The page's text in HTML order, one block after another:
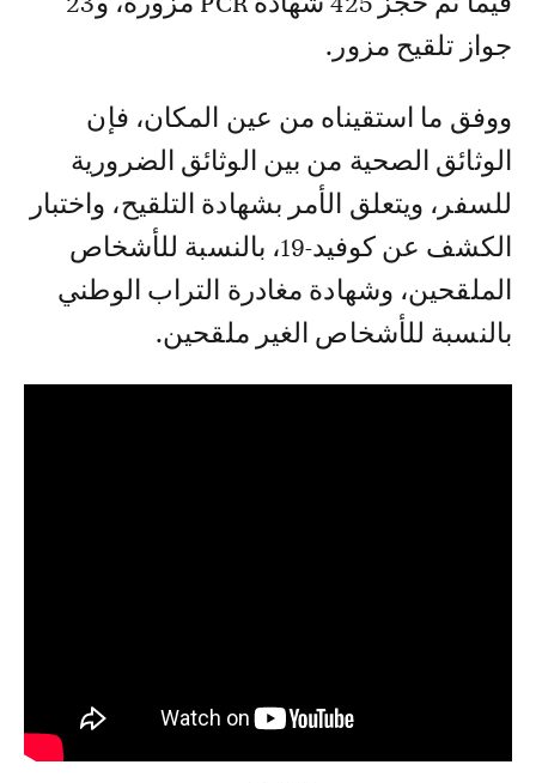
جواز تلقيح مزور.
ووفق ما استقيناه من عين المكان، فإن
الوثائق الصحية من بين الوثائق الضرورية
للسفر، ويتعلق الأمر بشهادة التلقيح، واختبار
الكشف عن كوفيد-19، بالنسبة للأشخاص
الملقحين، وشهادة مغادرة التراب الوطني
بالنسبة للأشخاص الغير ملقحين.